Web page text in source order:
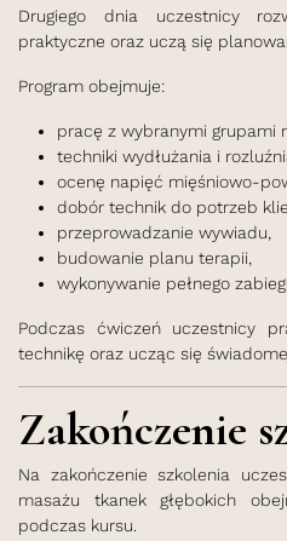
Drugiego dnia uczestnicy
praktyczne oraz uczą się
Program obejmuje:
pracę z wybranymi grupami
techniki wydłużania i
ocenę napięć mięśniowo-
dobór technik do potrzeb
przeprowadzanie wywiadu,
budowanie planu terapii,
wykonywanie pełnego
Podczas ćwiczeń uczestnicy
technikę oraz ucząc się
Zakończenie
Na zakończenie szkolenia
masażu tkanek głębokich
podczas kursu.